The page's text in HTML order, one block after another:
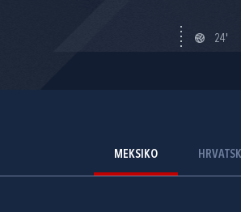
24'
MEKSIKO